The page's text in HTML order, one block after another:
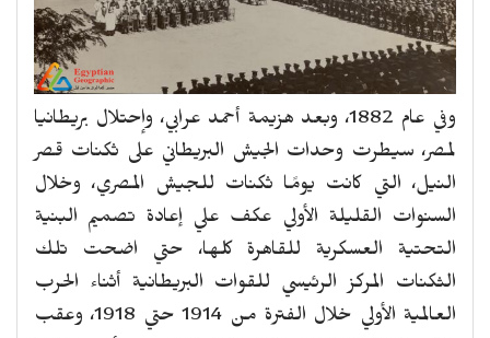
وفي عام 1882، وبعد هزيمة أحمد عرابي، وإحتلال بريطانيا
لمصر، سيطرت وحدات الجيش البريطاني على ثكنات قصر
النيل، التي كانت يومًا ثكنات للجيش المصري، وخلال
السنوات القليلة الأولي عكف علي إعادة تصميم البنية
التحتية العسكرية للقاهرة كلها، حتي اضحت تلك
الثكنات المركز الرئيسي للقوات البريطانية أثناء الحرب
العالمية الأولي خلال الفترة من 1914 حتي 1918، وعقب